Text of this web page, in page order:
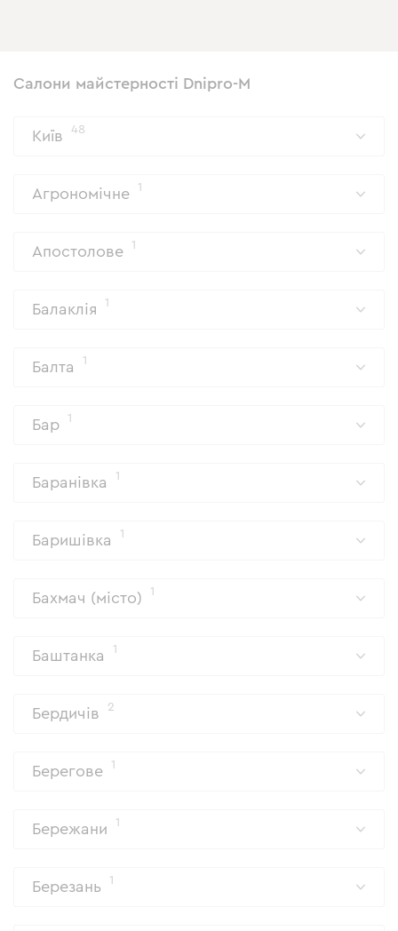
Салони майстерності Dnipro-M
Київ 48
Агрономічне 1
Апостолове 1
Балаклія 1
Балта 1
Бар 1
Баранівка 1
Баришівка 1
Бахмач (місто) 1
Баштанка 1
Бердичів 2
Берегове 1
Бережани 1
Березань 1